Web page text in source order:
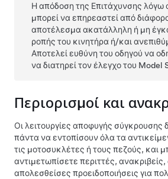
Η απόδοση της Επιτάχυνσης
μπορεί να επηρεαστεί από
αποτέλεσμα ακατάλληλη ή μη
ροπής του κινητήρα ή/και
Αποτελεί ευθύνη του οδηγού να
να διατηρεί τον έλεγχο του Model
Περιορισμοί και
Οι λειτουργίες αποφυγής σύγκρουσης
πάντα να εντοπίσουν όλα τα
τις μοτοσυκλέτες ή τους πεζούς, και
αντιμετωπίσετε περιττές,
απολεσθείσες προειδοποιήσεις για